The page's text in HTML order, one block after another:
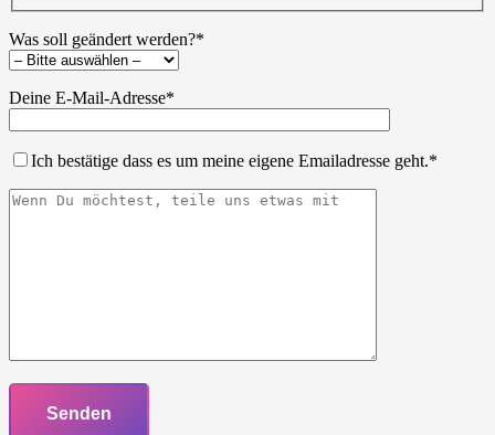
Was soll geändert werden?*
Deine E-Mail-Adresse*
Ich bestätige dass es um meine eigene Emailadresse geht.*